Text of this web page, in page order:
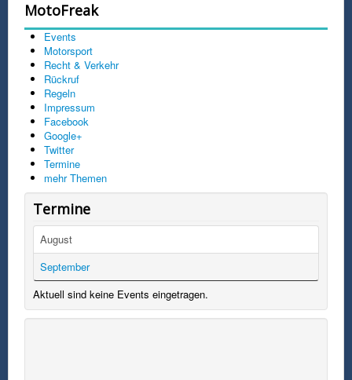
MotoFreak
Events
Motorsport
Recht & Verkehr
Rückruf
Regeln
Impressum
Facebook
Google+
Twitter
Termine
mehr Themen
Termine
August
September
Aktuell sind keine Events eingetragen.